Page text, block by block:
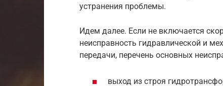
устранения проблемы.
Идем далее. Если не включается
неисправность гидравлической и
передачи, перечень основных
выход из строя